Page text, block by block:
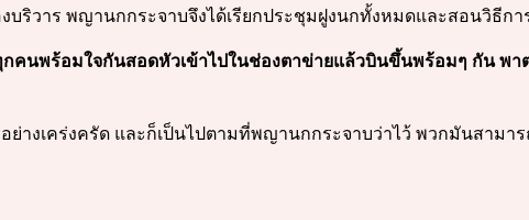
บริวาร พญานกกระจาบจึงได้เรียกประชุมฝูงนกทั้งหมดและสอนวิธีก
คนพร้อมใจกันสอดหัวเข้าไปในช่องตาข่ายแล้วบินขึ้นพร้อมๆ กัน พ
ย่างเคร่งครัด และก็เป็นไปตามที่พญานกกระจาบว่าไว้ พวกมันสาม